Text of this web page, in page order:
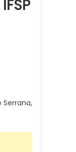
Serrana,